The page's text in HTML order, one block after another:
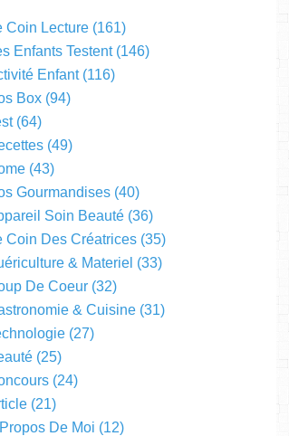
Coin Lecture (161)
Enfants Testent(146)
Enfant(116)
Box (94)
(64)
(49)
(43)
Gourmandises (40)
Soin Beauté (36)
Coin Des Créatrices (35)
& Materiel (33)
De Coeur (32)
& Cuisine (31)
(27)
(25)
(24)
(21)
De Moi (12)